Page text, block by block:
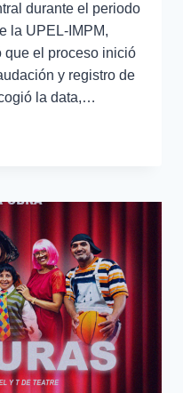
durante el periodo
la UPEL-IMPM,
que el proceso inició
y registro de
la data,…